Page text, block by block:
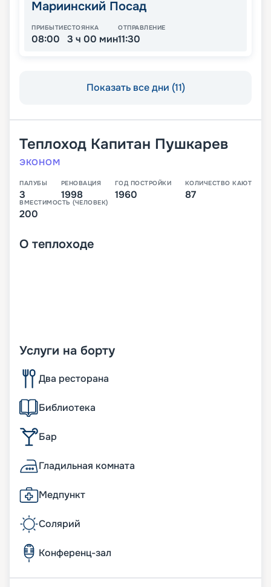
Мариинский Посад
ПРИБЫТИЕ
08:00
СТОЯНКА
3 ч 00 мин
ОТПРАВЛЕНИЕ
11:30
Показать все дни (11)
Теплоход Капитан Пушкарев
ЭКОНОМ
ПАЛУБЫ
3
РЕНОВАЦИЯ
1998
ГОД ПОСТРОЙКИ
1960
КОЛИЧЕСТВО КАЮТ
87
ВМЕСТИМОСТЬ (ЧЕЛОВЕК)
200
О теплоходе
Услуги на борту
Два ресторана
Библиотека
Бар
Гладильная комната
Медпункт
Солярий
Конференц-зал